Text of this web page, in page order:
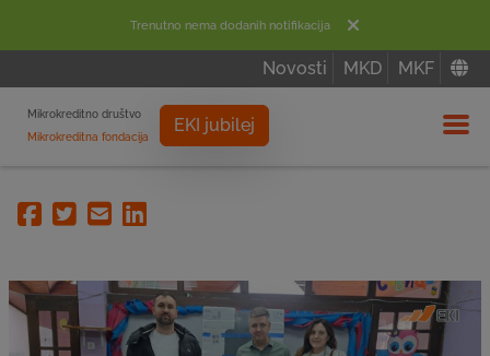
Trenutno nema dodanih notifikacija
Novosti MKD MKF
Mikrokreditno društvo
Mikrokreditna fondacija
EKI jubilej
Facebook
TwitterEmailLinkedin